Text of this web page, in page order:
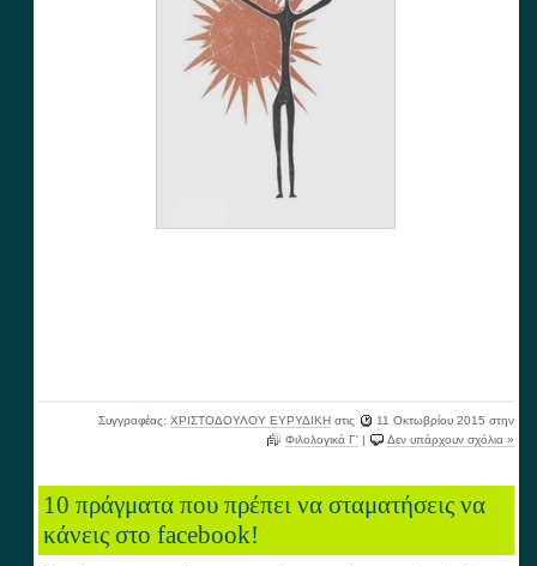
Συγγραφέας: ΧΡΙΣΤΟΔΟΥΛΟΥ ΕΥΡΥΔΙΚΗ στις 11 Οκτωβρίου 2015 στην
Φιλολογικά Γ'
Δεν υπάρχουν σχόλια »
10 πράγματα που πρέπει να σταματήσεις να
κάνεις στο facebook!